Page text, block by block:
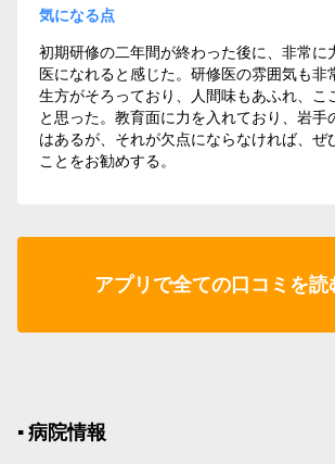
気になる点
初期研修の二年間が終わった後に、非常に
医になれると感じた。研修医の雰囲気も非
生方がそろっており、人間味もあふれ、こ
と思った。教育面に力を入れており、岩手
はあるが、それが欠点にならなければ、ぜ
ことをお勧めする。
アプリで全ての口コミを読
▪︎ 病院情報